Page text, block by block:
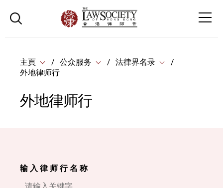
主頁 公众服务
法律界名录
外地律师行
外地律师行
输 入 律 师 行 名 称